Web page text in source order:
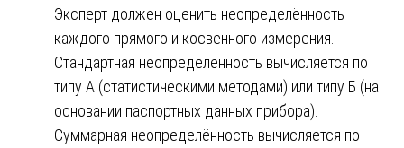
Эксперт должен оценить неопределённость
каждого прямого и косвенного измерения.
Стандартная неопределённость вычисляется по
типу А (статистическими методами) или типу Б (на
основании паспортных данных прибора).
Суммарная неопределённость вычисляется по